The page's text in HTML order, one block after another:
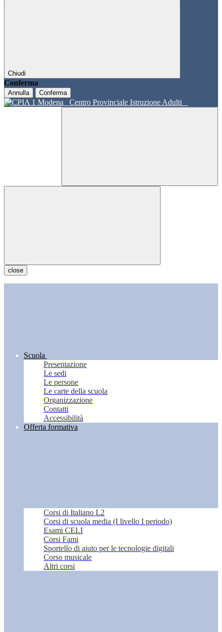
Chiudi
Conferma
Annulla Conferma
Centro Provinciale Istruzione Adulti
close
Scuola
Presentazione
Le sedi
Le persone
Le carte della scuola
Organizzazione
Contatti
Accessibilità
Offerta formativa
Corsi di Italiano L2
Corsi di scuola media (I livello I periodo)
Esami CELI
Corsi Fami
Sportello di aiuto per le tecnologie digitali
Corso musicale
Altri corsi